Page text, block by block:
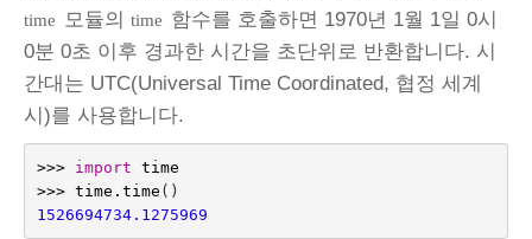
time 모듈의 time 함수를 호출하면 1970년 1월 1일 0시
0분 0초 이후 경과한 시간을 초단위로 반환합니다. 시
간대는 UTC(Universal Time Coordinated, 협정 세계
시)를 사용합니다.
>>> import time
>>> time . time ()
1526694734.1275969